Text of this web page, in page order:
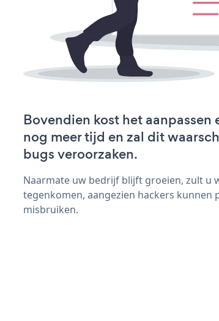
Bovendien kost het aanpassen
nog meer tijd en zal dit
bugs veroorzaken.
Naarmate uw bedrijf blijft groeien, zult u
tegenkomen, aangezien hackers kunnen
misbruiken.